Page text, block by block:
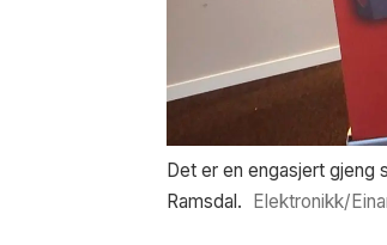
Det er en engasjert gjeng
Ramsdal.
Elektronikk/